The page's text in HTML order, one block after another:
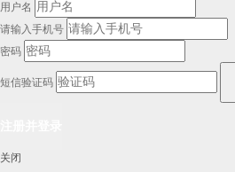
用户名
请输入手机号
密码
短信验证码
关闭